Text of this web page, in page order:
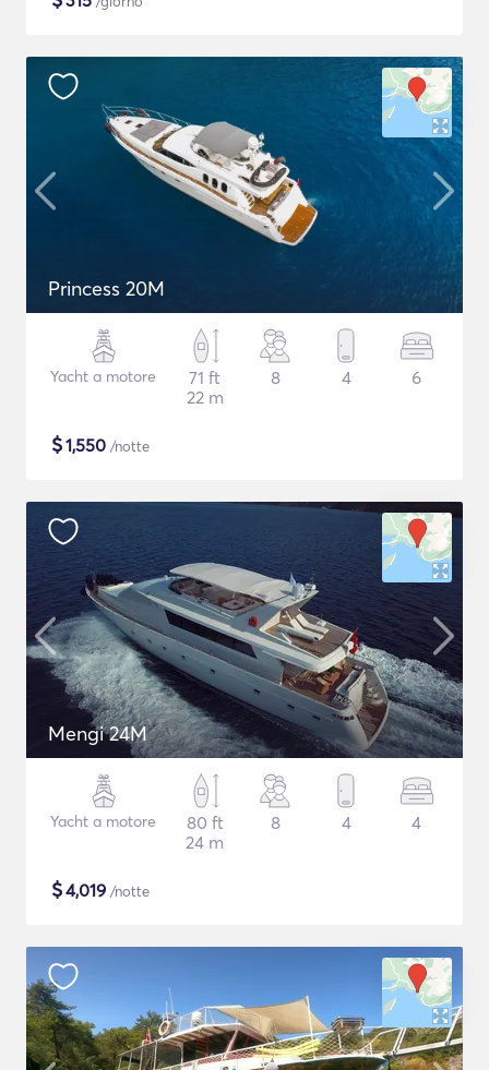
Princess 20M
Yacht a motore
71 ft
22 m
8 4 6
$1,550 /notte
Mengi 24M
Yacht a motore
80 ft
24 m
8 4 4
$4,019 /notte